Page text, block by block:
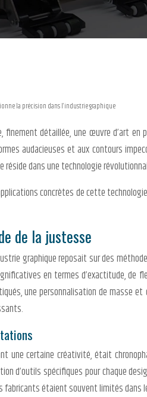
la précision dans l’industrie graphique
détaillée, une œuvre d’art
audacieuses et aux contours
réside dans une technologie
concrètes de cette
de la justesse
graphique reposait sur des
en termes d’exactitude, de
une personnalisation de masse
une certaine créativité, était
d’outils spécifiques pour chaque
fabricants étaient souvent limités